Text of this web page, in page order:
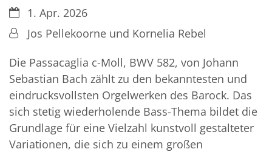
Datum:1. Apr. 2026
Von:Jos Pellekoorne und Kornelia Rebel
Die Passacaglia c-Moll, BWV 582, von Johann
Sebastian Bach zählt zu den bekanntesten und
eindrucksvollsten Orgelwerken des Barock. Das
sich stetig wiederholende Bass-Thema bildet die
Grundlage für eine Vielzahl kunstvoll gestalteter
Variationen, die sich zu einem großen